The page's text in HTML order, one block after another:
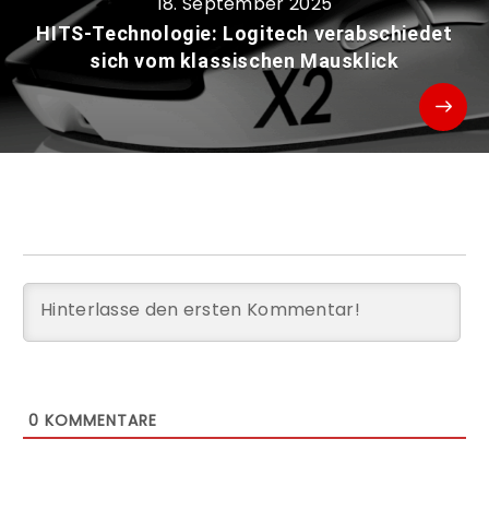
HITS-Technologie: Logitech verabschiedet
sich vom klassischen Mausklick
0 KOMMENTARE